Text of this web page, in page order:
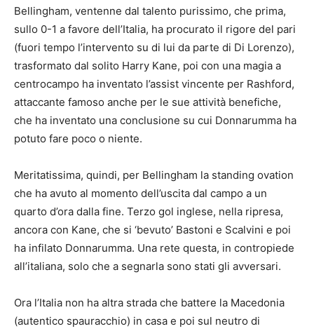
Bellingham, ventenne dal talento purissimo, che prima,
sullo 0-1 a favore dell’Italia, ha procurato il rigore del pari
(fuori tempo l’intervento su di lui da parte di Di Lorenzo),
trasformato dal solito Harry Kane, poi con una magia a
centrocampo ha inventato l’assist vincente per Rashford,
attaccante famoso anche per le sue attività benefiche,
che ha inventato una conclusione su cui Donnarumma ha
potuto fare poco o niente.
Meritatissima, quindi, per Bellingham la standing ovation
che ha avuto al momento dell’uscita dal campo a un
quarto d’ora dalla fine. Terzo gol inglese, nella ripresa,
ancora con Kane, che si ‘bevuto’ Bastoni e Scalvini e poi
ha infilato Donnarumma. Una rete questa, in contropiede
all’italiana, solo che a segnarla sono stati gli avversari.
Ora l’Italia non ha altra strada che battere la Macedonia
(autentico spauracchio) in casa e poi sul neutro di